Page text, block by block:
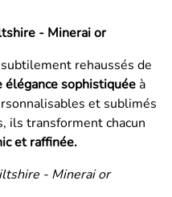
- Minerai or
rehaussés de
élégance sophistiquéeà
et sublimés
ils transforment chacun
et raffinée.
- Minerai or